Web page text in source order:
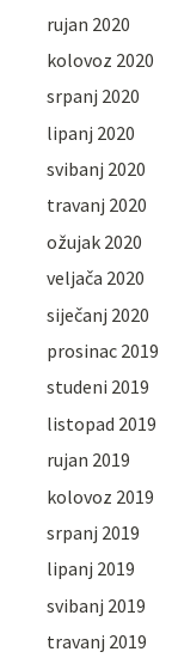
rujan 2020
kolovoz 2020
srpanj 2020
lipanj 2020
svibanj 2020
travanj 2020
ožujak 2020
veljača 2020
siječanj 2020
prosinac 2019
studeni 2019
listopad 2019
rujan 2019
kolovoz 2019
srpanj 2019
lipanj 2019
svibanj 2019
travanj 2019